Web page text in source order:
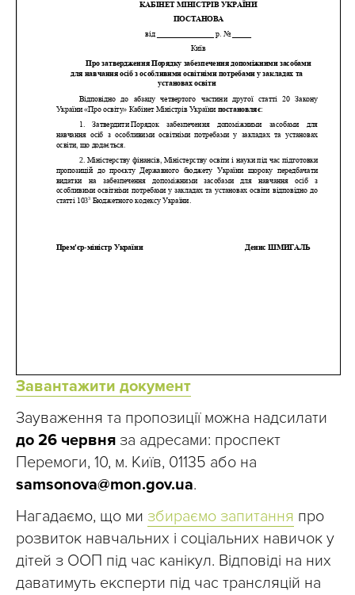
Завантажити документ
Зауваження та пропозиції можна надсилати
до 26 червня за адресами: проспект
Перемоги, 10, м. Київ, 01135 або на
samsonova@mon.gov.ua.
Нагадаємо, що ми збираємо запитання про
розвиток навчальних і соціальних навичок у
дітей з ООП під час канікул. Відповіді на них
даватимуть експерти під час трансляцій на